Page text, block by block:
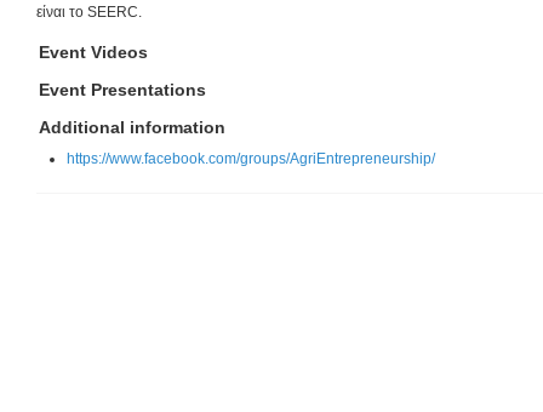
είναι το SEERC.
Event Videos
Event Presentations
Additional information
https://www.facebook.com/groups/AgriEntrepreneurship/